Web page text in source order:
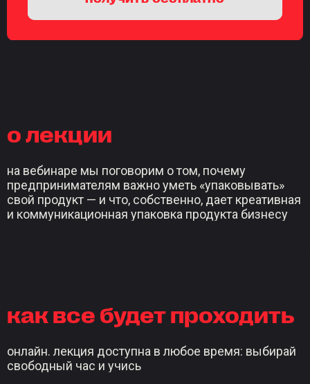
о лекции
на вебинаре мы поговорим о том, почему
предпринимателям важно уметь «упаковывать»
свой продукт — и что, собственно, дает креативная
и коммуникационная упаковка продукта бизнесу
как все будет проходить
онлайн. лекция доступна в любое время: выбирай
свободный час и учись